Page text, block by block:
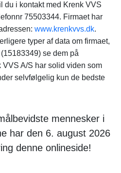
du i kontakt med Krenk VVS
75503344. Firmaet har
www.krenkvvs.dk.
typer af data om firmaet,
se dem på
VVS A/S har solid viden som
selvfølgelig kun de bedste
mennesker i
har den 6. august 2026
denne onlineside!